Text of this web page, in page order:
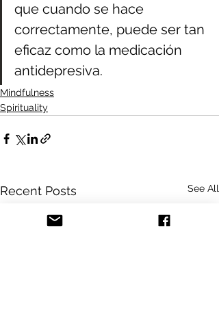
que cuando se hace
correctamente, puede ser tan
eficaz como la medicación
antidepresiva.
Mindfulness
Spirituality
Recent Posts See All